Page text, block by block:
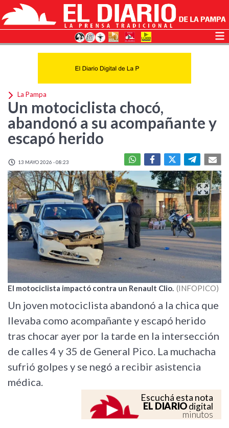
La Pampa
Un motociclista chocó,
abandonó a su acompañante y
escapó herido
13 MAYO 2026 - 08:23
El motociclista impactó contra un Renault Clio. INFOPICO
Un joven motociclista abandonó a la chica que
llevaba como acompañante y escapó herido
tras chocar ayer por la tarde en la intersección
de calles 4 y 35 de General Pico. La muchacha
sufrió golpes y se negó a recibir asistencia
médica.
Escuchá esta nota
EL DIARIOdigital
minutos